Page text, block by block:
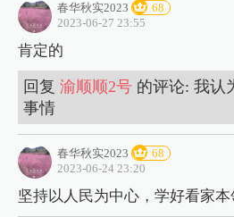
春华秋实2023
68
2023-06-27 23:55
肯定的
回复 渝顺顺2号的评论: 我认
事情
春华秋实2023
68
2023-06-24 23:20
坚持以人民为中心，学好看家本